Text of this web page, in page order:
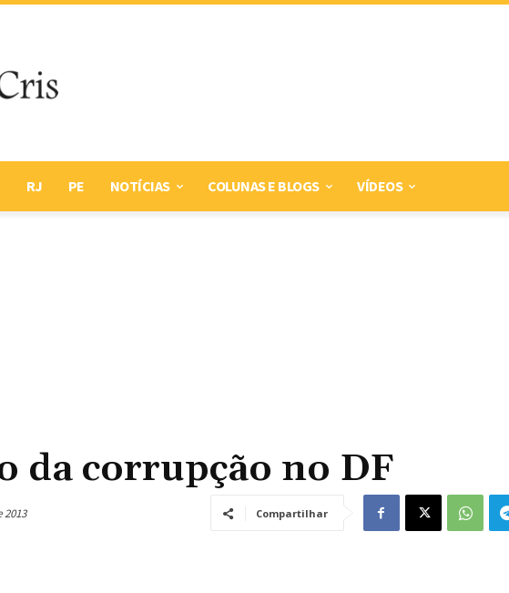
RJ PE NOTÍCIAS COLUNAS E BLOGS VÍDEOS
da corrupção no DF
Compartilhar